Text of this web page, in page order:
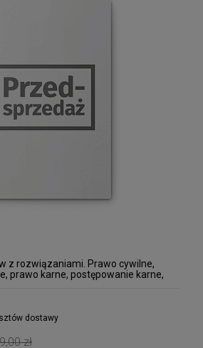
z rozwiązaniami. Prawo cywilne,
prawo karne, postępowanie karne,
dostawy
zł